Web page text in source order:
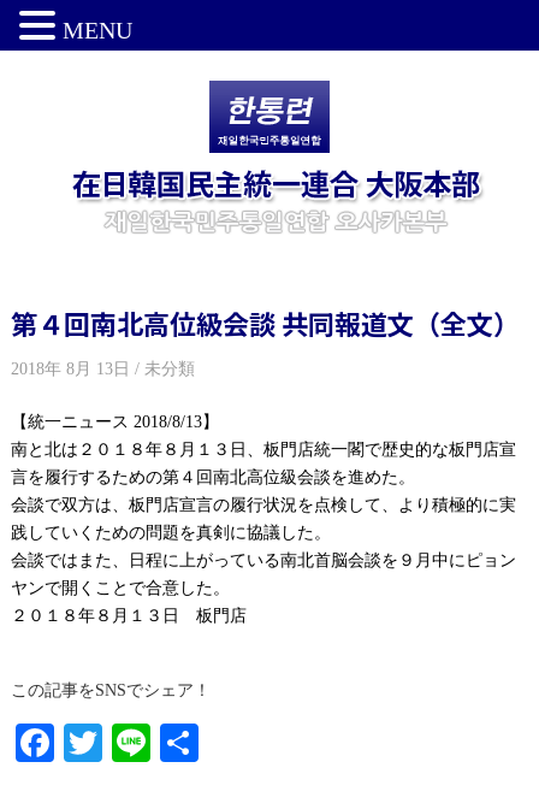
第４回南北高位級会談 共同報道文（全文）
2018年 8月 13日 / 未分類
【統一ニュース 2018/8/13】
南と北は２０１８年８月１３日、板門店統一閣で歴史的な板門店宣
言を履行するための第４回南北高位級会談を進めた。
会談で双方は、板門店宣言の履行状況を点検して、より積極的に実
践していくための問題を真剣に協議した。
会談ではまた、日程に上がっている南北首脳会談を９月中にピョン
ヤンで開くことで合意した。
２０１８年８月１３日 板門店
この記事をSNSでシェア！
Facebook
Twitter
Line
MENU